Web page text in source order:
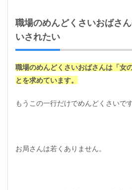
い出
会い
は自
しに
行か
なけ
いけ
ない
んど
職場のめんどくさいおばさ
いされたい
職場のめんどくさいおばさんは「女
とを求めています。
もうこの一行だけでめんどくさいで
お局さんは若くありません。